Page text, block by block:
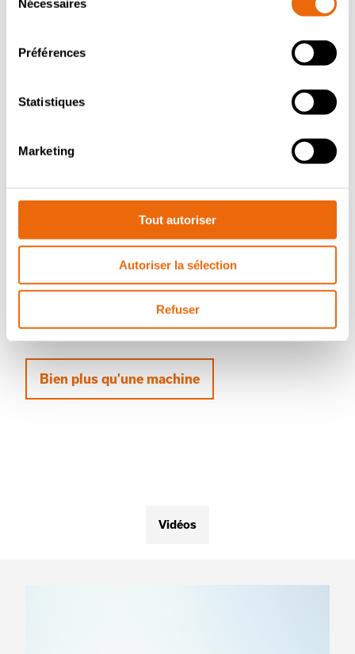
duNécessaires
Préférences
Statistiques
Marketing
Tout autoriser
Autoriser la sélection
Refuser
roues
économique qu’un quatre-roues
garanti au minimum par rapport à
Le centre de gravité le plus faible parmi
Une inclinaison maximum supérieure à 50
Un compactage fiable et régulier grâce aux
tambours pleine largeur
Une cabine offrant la meilleure visibilité de
Bien plus qu’une machine
Vidéos